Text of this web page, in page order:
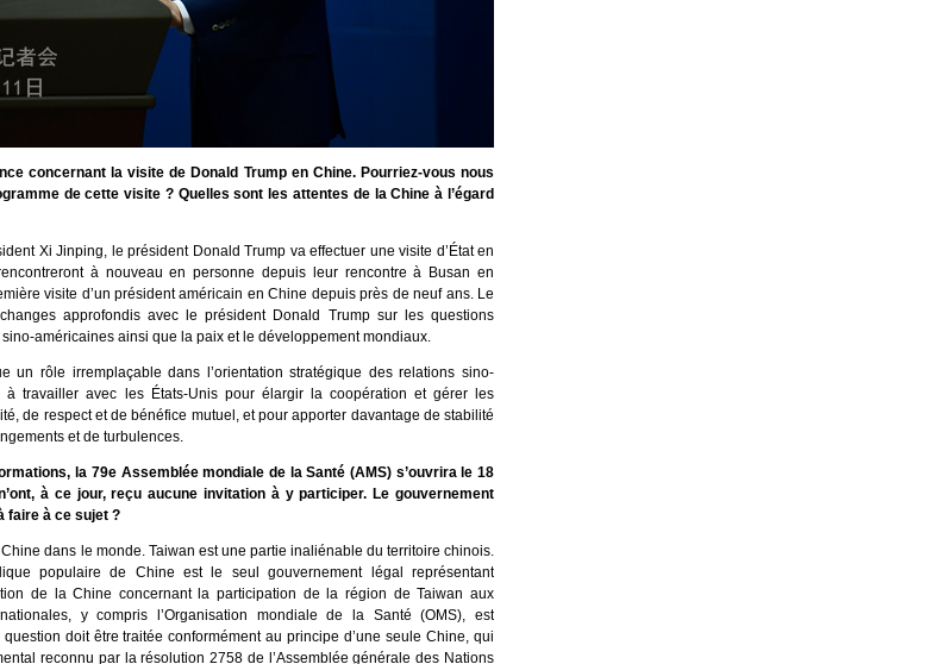
concernant la visite de Donald Trump en Chine. Pourriez-vous nous
de cette visite ? Quelles sont les attentes de la Chine à l’égard
Xi Jinping, le président Donald Trump va effectuer une visite d’État en
à nouveau en personne depuis leur rencontre à Busan en
visite d’un président américain en Chine depuis près de neuf ans. Le
approfondis avec le président Donald Trump sur les questions
américaines ainsi que la paix et le développement mondiaux.
un rôle irremplaçable dans l’orientation stratégique des relations sino-
à travailler avec les États-Unis pour élargir la coopération et gérer les
de respect et de bénéfice mutuel, et pour apporter davantage de stabilité
et de turbulences.
la 79e Assemblée mondiale de la Santé (AMS) s’ouvrira le 18
à ce jour, reçu aucune invitation à y participer. Le gouvernement
faire à ce sujet ?
Chine dans le monde. Taiwan est une partie inaliénable du territoire chinois.
populaire de Chine est le seul gouvernement légal représentant
de la Chine concernant la participation de la région de Taiwan aux
y compris l’Organisation mondiale de la Santé (OMS), est
doit être traitée conformément au principe d’une seule Chine, qui
reconnu par la résolution 2758 de l’Assemblée générale des Nations